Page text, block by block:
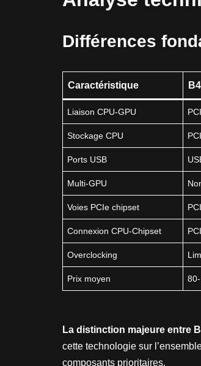
Différences
Caractéristique
Liaison CPU-GPU
Stockage CPU
Ports USB
Multi-GPU
Voies PCIe chipset
Connexion CPU-Chipset
Overclocking
Prix moyen
La distinction majeure entre
cette technologie sur
composants prioritaires.